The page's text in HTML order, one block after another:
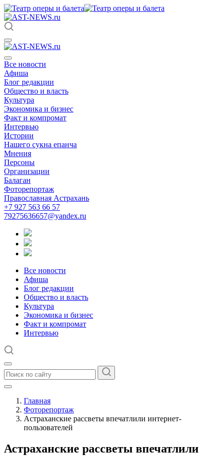
Все новости
Афиша
Блог редакции
Общество и власть
Культура
Экономика и бизнес
Факт и компромат
Интервью
Истории
Нашего сукна епанча
Мнения
Персоны
Организации
Балаган
Фоторепортаж
Православная Астрахань
+7 927 563 66 57
79275636657@yandex.ru
Все новости
Афиша
Блог редакции
Общество и власть
Культура
Экономика и бизнес
Факт и компромат
Интервью
Главная
Фоторепортаж
Астраханские рассветы впечатлили интернет-
пользователей
Астраханские рассветы впечатлили